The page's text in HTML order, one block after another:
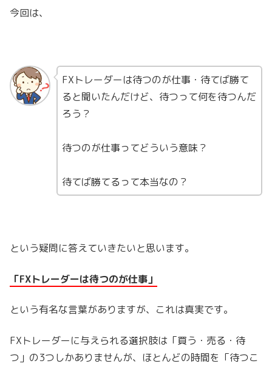
今回は、
FXトレーダーは待つのが仕事・待てば勝て
ると聞いたんだけど、待つって何を待つんだ
ろう？
待つのが仕事ってどういう意味？
待てば勝てるって本当なの？
という疑問に答えていきたいと思います。
「FXトレーダーは待つのが仕事」
という有名な言葉がありますが、これは真実です。
FXトレーダーに与えられる選択肢は「買う・売る・待
つ」の3つしかありませんが、ほとんどの時間を「待つこ